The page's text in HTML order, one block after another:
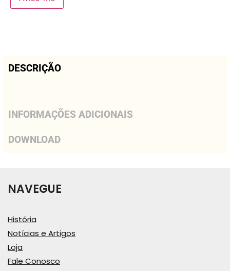
DESCRIÇÃO
INFORMAÇÕES ADICIONAIS
DOWNLOAD
NAVEGUE
História
Notícias e Artigos
Loja
Fale Conosco